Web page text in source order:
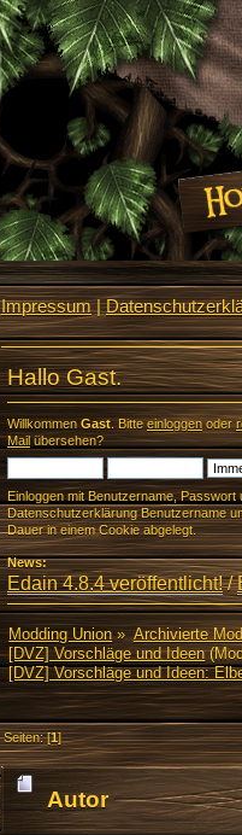
Impressum|
Hallo Gast.
Willkommen Gast. Bitte einloggenoder
Mailübersehen?
Einloggen mit Benutzername,
Datenschutzerklärung Benutzername
Dauer in einem Cookie abgelegt.
News:
Edain 4.8.4 veröffentlicht!/
Modding Union» Archivierte
[DVZ] Vorschläge und Ideen
[DVZ] Vorschläge und Ideen:
Seiten: [1]
Autor